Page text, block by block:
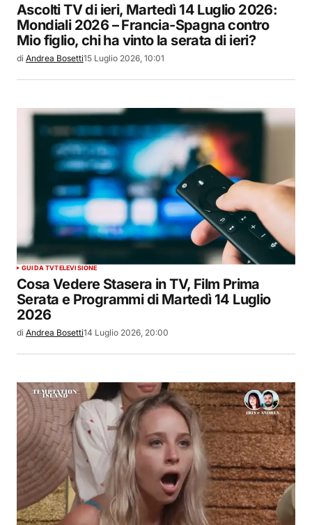
Ascolti TV di ieri, Martedì 14 Luglio 2026:
Mondiali 2026 – Francia-Spagna contro
Mio figlio, chi ha vinto la serata di ieri?
di Andrea Bosetti15 Luglio 2026, 10:01
GUIDA TVTELEVISIONE
Cosa Vedere Stasera in TV, Film Prima
Serata e Programmi di Martedì 14 Luglio
2026
di Andrea Bosetti14 Luglio 2026, 20:00